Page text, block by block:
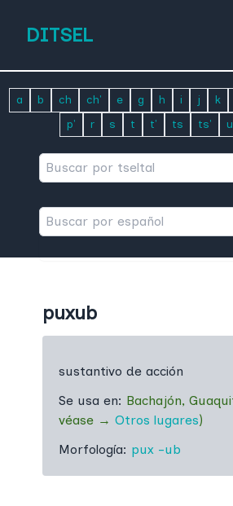
DITSEL
a b ch ch' e g h i j k
p'
r s t t' ts ts' u
puxub
sustantivo de acción
Se usa en: Bachajón,
véase → Otros lugares)
Morfología: pux -ub